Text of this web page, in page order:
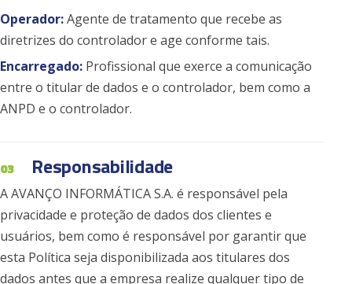
Operador:Agente de tratamento que recebe as
diretrizes do controlador e age conforme tais.
Encarregado: Profissional que exerce a comunicação
entre o titular de dados e o controlador, bem como a
ANPD e o controlador.
03 Responsabilidade
A AVANÇO INFORMÁTICA S.A. é responsável pela
privacidade e proteção de dados dos clientes e
usuários, bem como é responsável por garantir que
esta Política seja disponibilizada aos titulares dos
dados antes que a empresa realize qualquer tipo de